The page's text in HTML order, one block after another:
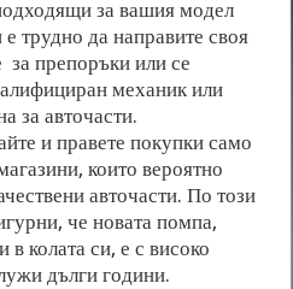
за вашия модел
трудно да направите своя
за препоръки или се
механик или
за авточасти.
и правете покупки само
които вероятно
авточасти. По този
че новата помпа,
в колата си, е с високо
дълги години.